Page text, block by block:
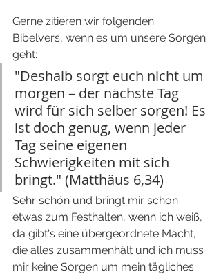
Gerne zitieren wir folgenden
Bibelvers, wenn es um unsere Sorgen
geht:
"Deshalb sorgt euch nicht um
morgen – der nächste Tag
wird für sich selber sorgen! Es
ist doch genug, wenn jeder
Tag seine eigenen
Schwierigkeiten mit sich
bringt." (Matthäus 6,34)
Sehr schön und bringt mir schon
etwas zum Festhalten, wenn ich weiß,
da gibt's eine übergeordnete Macht,
die alles zusammenhält und ich muss
mir keine Sorgen um mein tägliches